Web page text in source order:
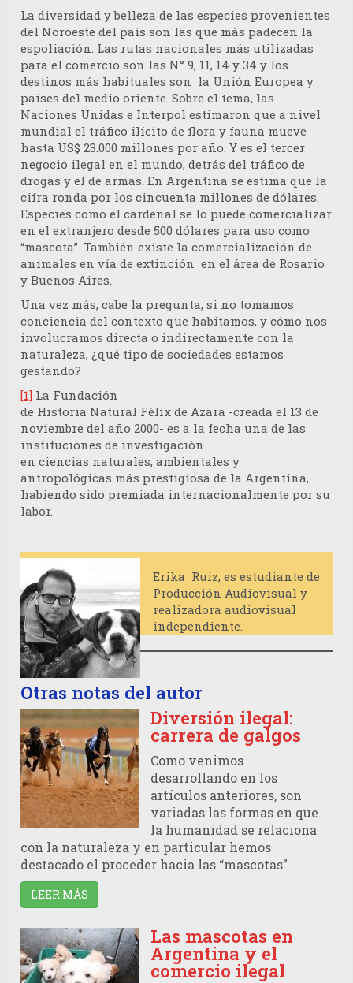
La diversidad y belleza de las especies provenientes
del Noroeste del país son las que más padecen la
espoliación. Las rutas nacionales más utilizadas
para el comercio son las N° 9, 11, 14 y 34 y los
destinos más habituales son la Unión Europea y
países del medio oriente. Sobre el tema, las
Naciones Unidas e Interpol estimaron que a nivel
mundial el tráfico ilícito de flora y fauna mueve
hasta US$ 23.000 millones por año. Y es el tercer
negocio ilegal en el mundo, detrás del tráfico de
drogas y el de armas. En Argentina se estima que la
cifra ronda por los cincuenta millones de dólares.
Especies como el cardenal se lo puede comercializar
en el extranjero desde 500 dólares para uso como
“mascota”. También existe la comercialización de
animales en vía de extinción en el área de Rosario
y Buenos Aires.
Una vez más, cabe la pregunta, si no tomamos
conciencia del contexto que habitamos, y cómo nos
involucramos directa o indirectamente con la
naturaleza, ¿qué tipo de sociedades estamos
gestando?
[1] La Fundación
de Historia Natural Félix de Azara -creada el 13 de
noviembre del año 2000- es a la fecha una de las
instituciones de investigación
en ciencias naturales, ambientales y
antropológicas más prestigiosa de la Argentina,
habiendo sido premiada internacionalmente por su
labor.
Erika Ruiz, es estudiante de
Producción Audiovisual y
realizadora audiovisual
independiente.
Otras notas del autor
Diversión ilegal:
carrera de galgos
Como venimos
desarrollando en los
artículos anteriores, son
variadas las formas en que
la humanidad se relaciona
con la naturaleza y en particular hemos
destacado el proceder hacia las “mascotas” ...
LEER MÁS
Las mascotas en
Argentina y el
comercio ilegal